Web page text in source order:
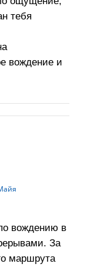
тебя
вождение и
вождению в
За
маршрута